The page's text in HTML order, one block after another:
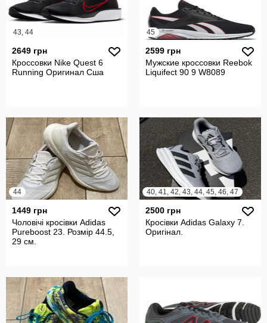
43, 44
2649 грн
Кроссовки Nike Quest 6
Running Оригинал Сша
45
2599 грн
Мужские кроссовки Reebok
Liquifect 90 9 W8089
44
1449 грн
Чоловічі кросівки Adidas
Pureboost 23. Розмір 44.5,
29 см.
40, 41, 42, 43, 44, 45, 46, 47
2500 грн
Кросівки Adidas Galaxy 7.
Оригінал.